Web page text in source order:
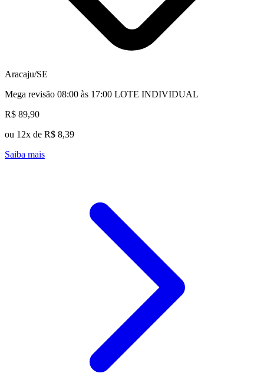
Aracaju/SE
Mega revisão 08:00 às 17:00 LOTE INDIVIDUAL
R$ 89,90
ou 12x de R$ 8,39
Saiba mais